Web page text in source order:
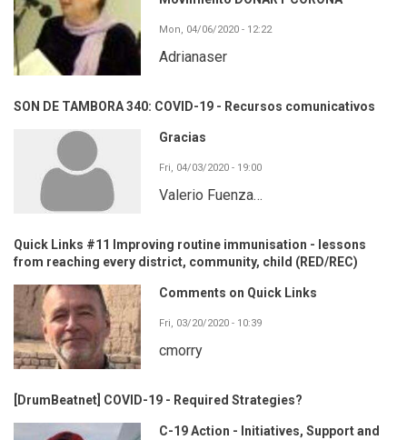
Mon, 04/06/2020 - 12:22
Adrianaser
SON DE TAMBORA 340: COVID-19 - Recursos comunicativos
Gracias
Fri, 04/03/2020 - 19:00
Valerio Fuenza…
Quick Links #11 Improving routine immunisation - lessons
from reaching every district, community, child (RED/REC)
Comments on Quick Links
Fri, 03/20/2020 - 10:39
cmorry
[DrumBeatnet] COVID-19 - Required Strategies?
C-19 Action - Initiatives, Support and